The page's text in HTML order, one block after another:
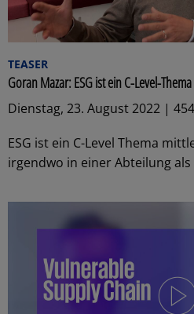
TEASER
Goran Mazar: ESG ist ein C-Level-Thema
Dienstag, 23. August 2022 |
ESG ist ein C-Level Thema
irgendwo in einer Abteilung als